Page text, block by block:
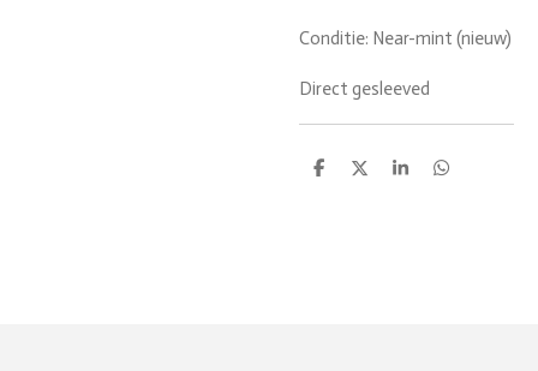
Conditie: Near-mint (nieuw)
Direct gesleeved
D
D
S
D